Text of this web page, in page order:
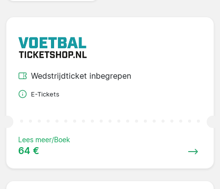
Wedstrijdticket inbegrepen
E-Tickets
Lees meer/Boek
64 €